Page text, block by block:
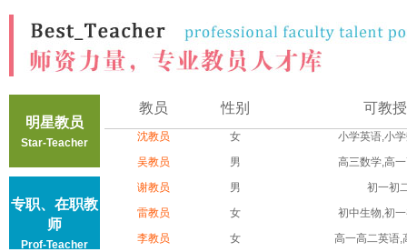
明星教员
Star-Teacher
专职、在职教
师
Prof-Teacher
教员 性别 可教
沈教员 女
小学英语,小
吴教员
男
高三数学,高
谢教员
男
初一初
雷教员
女
初中生物,初
李教员
女
高一高二英语,